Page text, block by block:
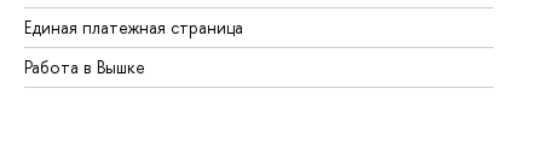
Единая платежная страница
Работа в Вышке